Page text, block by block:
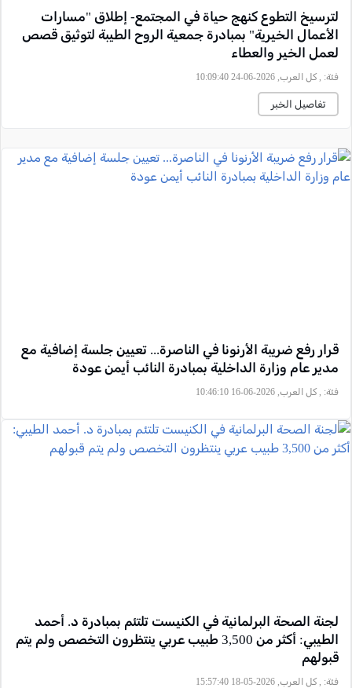
لترسيخ التطوع كنهج حياة في المجتمع- إطلاق "مسارات
الأعمال الخيرية" بمبادرة جمعية الروح الطيبة لتوثيق قصص
لعمل الخير والعطاء
فئة: , كل العرب, 2026-06-24 10:09:40
تفاصيل الخبر
قرار رفع ضريبة الأرنونا في الناصرة... تعيين جلسة إضافية مع
مدير عام وزارة الداخلية بمبادرة النائب أيمن عودة
فئة: , كل العرب, 2026-06-16 10:46:10
لجنة الصحة البرلمانية في الكنيست تلتئم بمبادرة د. أحمد
الطيبي: أكثر من 3,500 طبيب عربي ينتظرون التخصص ولم يتم
قبولهم
فئة: , كل العرب, 2026-05-18 15:57:40